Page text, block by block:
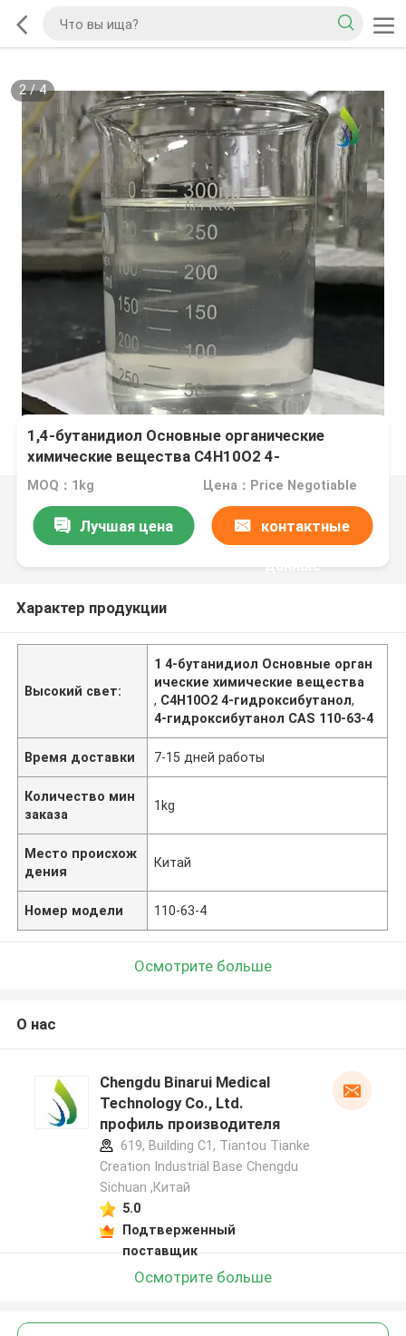
2/4
1,4-бутанидиол Основные органические
химические вещества C4H10O2 4-
гидроксибутанол CAS 110-63-4
MOQ：1kg Цена：Price Negotiable
Лучшая цена контактные
данные
Характер продукции
Высокий свет:
1 4-бутанидиол Основные орган
ические химические вещества
, C4H10O2 4-гидроксибутанол,
4-гидроксибутанол CAS 110-63-4
Время доставки 7-15 дней работы
Количество мин
заказа
1kg
Место происхож
дения
Китай
Номер модели 110-63-4
Осмотрите больше
О нас
Chengdu Binarui Medical
Technology Co., Ltd.
профиль производителя
619, Building C1, Tiantou Tianke
Creation Industrial Base Chengdu
Sichuan ,Китай
5.0
Подтверженный
поставщик
Осмотрите больше